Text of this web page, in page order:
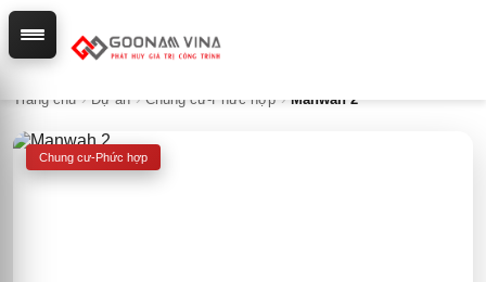
Trang chủ › Dự án › Chung cư-Phức hợp › Manwah 2
Chung cư-Phức hợp